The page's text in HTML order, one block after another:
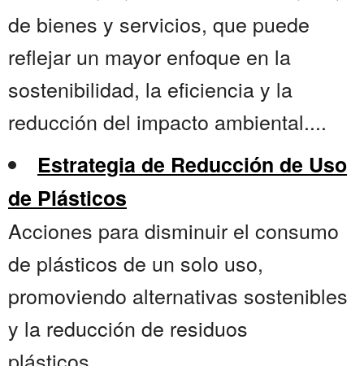
de bienes y servicios, que puede
reflejar un mayor enfoque en la
sostenibilidad, la eficiencia y la
reducción del impacto ambiental....
Estrategia de Reducción de Uso
de Plásticos
Acciones para disminuir el consumo
de plásticos de un solo uso,
promoviendo alternativas sostenibles
y la reducción de residuos